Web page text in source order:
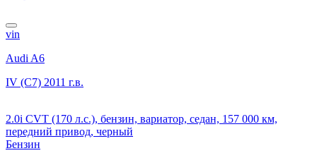
vin
Audi A6
IV (C7) 2011 г.в.
2.0i CVT (170 л.с.), бензин, вариатор, седан, 157 000 км,
передний привод, черный
Бензин